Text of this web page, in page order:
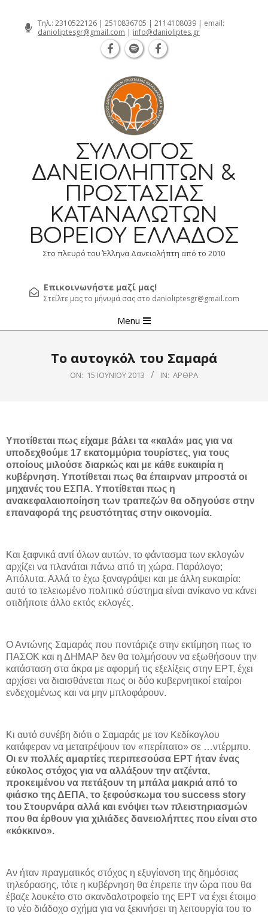
Τηλ.: 2310522126 | 2510836705 | 2114108039 | email:
danioliptesgr@gmail.com | info@danioliptes.gr
ΣΎΛΛΟΓΟΣ
ΔΑΝΕΙΟΛΗΠΤΏΝ &
ΠΡΟΣΤΑΣΊΑΣ
ΚΑΤΑΝΑΛΩΤΏΝ
ΒΟΡΕΊΟΥ ΕΛΛΆΔΟΣ
Στο πλευρό του Έλληνα Δανειολήπτη από το 2010
Επικοινωνήστε μαζί μας!
Στείλτε μας το μήνυμά σας στο danioliptesgr@gmail.com
Navigation
Menu
Το αυτογκόλ του Σαμαρά
ON: 15 ΙΟΥΝΊΟΥ 2013 IN: ΆΡΘΡΑ
Υποτίθεται πως είχαμε βάλει τα «καλά» μας για να
υποδεχθούμε 17 εκατομμύρια τουρίστες, για τους
οποίους μιλούσε διαρκώς και με κάθε ευκαιρία η
κυβέρνηση. Υποτίθεται πως θα έπαιρναν μπροστά οι
μηχανές του ΕΣΠΑ. Υποτίθεται πως η
ανακεφαλαιοποίηση των τραπεζών θα οδηγούσε στην
επαναφορά της ρευστότητας στην οικονομία.
Και ξαφνικά αντί όλων αυτών, το φάντασμα των εκλογών
αρχίζει να πλανάται πάνω από τη χώρα. Παράλογο;
Απόλυτα. Αλλά το έχω ξαναγράψει και με άλλη ευκαιρία:
αυτό το τελειωμένο πολιτικό σύστημα είναι ανίκανο να κάνει
οτιδήποτε άλλο εκτός εκλογές.
Ο Αντώνης Σαμαράς που ποντάριζε στην εκτίμηση πως το
ΠΑΣΟΚ και η ΔΗΜΑΡ δεν θα τολμήσουν να εξωθήσουν την
κατάσταση στα άκρα με αφορμή τις εξελίξεις στην ΕΡΤ, έχει
αρχίσει να διαισθάνεται πως οι δύο κυβερνητικοί εταίροι
ενδεχομένως και να μην μπλοφάρουν.
Κι αυτό συνέβη διότι ο Σαμαράς με τον Κεδίκογλου
κατάφεραν να μετατρέψουν τον «περίπατο» σε …ντέρμπυ.
Οι εν πολλές αμαρτίες περιπεσούσα ΕΡΤ ήταν ένας
εύκολος στόχος για να αλλάξουν την ατζέντα,
προκειμένου να πετάξουν τη μπάλα μακριά από το
φιάσκο της ΔΕΠΑ, το ξεφούσκωμα του success story
του Στουρνάρα αλλά και ενόψει των πλειστηριασμών
που θα έρθουν για χιλιάδες δανειολήπτες που είναι στο
«κόκκινο».
Αν ήταν πραγματικός στόχος η εξυγίανση της δημόσιας
τηλεόρασης, τότε η κυβέρνηση θα έπρεπε την ώρα που θα
έβαζε λουκέτο στο σκανδαλοτροφείο της ΕΡΤ να έχει έτοιμο
το νέο διάδοχο σχήμα για να ξεκινήσει τη λειτουργία του το